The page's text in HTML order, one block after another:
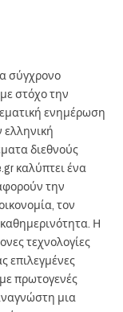
σύγχρονο
στόχο την
ενημέρωση
διεθνούς
καλύπτει ένα
την
τον
Η
τεχνολογίες
επιλεγμένες
πρωτογενές
μια